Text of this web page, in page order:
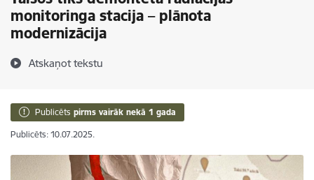
monitoringa stacija – plānota
modernizācija
Atskaņot tekstu
Publicēts pirms vairāk nekā 1 gada
Publicēts: 10.07.2025.